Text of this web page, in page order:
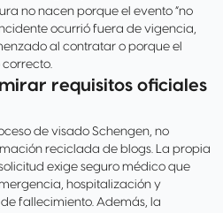
no nacen porque el evento “no
ocurrió fuera de vigencia,
al contratar o porque el
correcto.
requisitos oficiales
de visado Schengen, no
reciclada de blogs. La propia
exige seguro médico que
hospitalización y
fallecimiento. Además, la